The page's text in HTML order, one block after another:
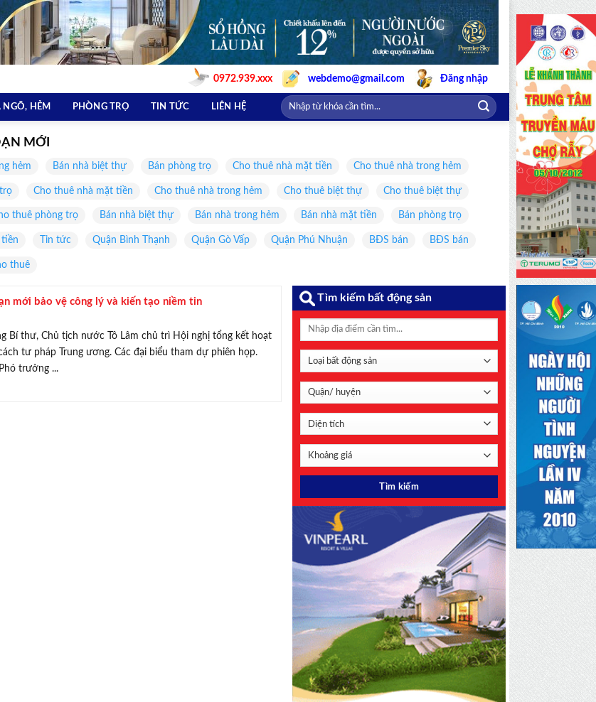
0972.939.xxx webdemo@gmail.com Đăng nhập
NGÕ, HẺM PHÒNG TRỌ TIN TỨC LIÊN HỆ
MỚI
hẻm Bán nhà biệt thự Bán phòng trọ Cho thuê nhà mặt tiền Cho thuê nhà trong hẻm
Cho thuê nhà mặt tiền Cho thuê nhà trong hẻm Cho thuê biệt thự Cho thuê biệt thự
thuê phòng trọ Bán nhà biệt thự Bán nhà trong hẻm Bán nhà mặt tiền Bán phòng trọ
tiền Tin tức Quận Bình Thạnh Quận Gò Vấp Quận Phú Nhuận BĐS bán BĐS bán
thuê
mới bảo vệ công lý và kiến tạo niềm tin
Bí thư, Chủ tịch nước Tô Lâm chủ trì Hội nghị tổng kết hoạt
tư pháp Trung ương. Các đại biểu tham dự phiên họp.
trưởng ...
Tìm kiếm bất động sản